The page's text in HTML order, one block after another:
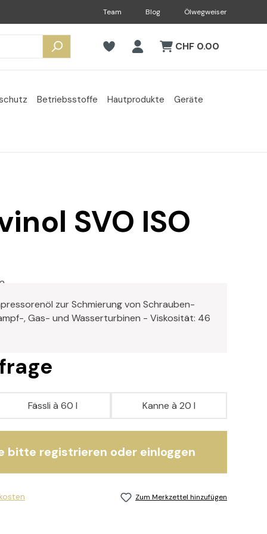
Team Blog Ölwegweiser
CHF 0.00
Betriebsstoffe Hautprodukte
Geräte
SVO ISO
zur Schmierung von Schrauben-
, Gas- und Wasserturbinen - Viskosität: 46
Fässli à 60 l Kanne à 20 l
bitte registrieren oder einloggen
Zum Merkzettel hinzufügen